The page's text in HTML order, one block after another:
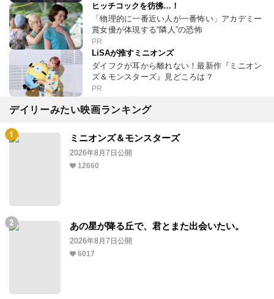
ヒッチコックを彷彿…！
「物理的に一番近い人が一番怖い」アカデミー
賞女優が体現する“隣人”の恐怖
PR
LiSAが推すミニオンズ
ダイフクが耳から離れない！最新作『ミニオン
ズ＆モンスターズ』見どころは？
PR
デイリーみたい映画ランキング
ミニオンズ＆モンスターズ
2026年8月7日公開
12660
あの星が降る丘で、君とまた出会いたい。
2026年8月7日公開
6017